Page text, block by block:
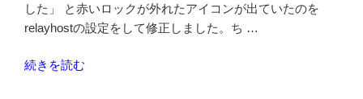
な
か
た
した」 と赤いロックが外れたアイコンが出ていたのを
relayhostの設定をして修正しました。ち …
“Gmail
続きを読む